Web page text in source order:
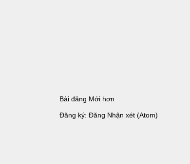
Bài đăng Mới hơn
Đăng ký: Đăng Nhận xét (Atom)